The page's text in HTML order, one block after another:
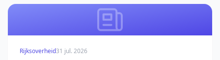
Rijksoverheid31 jul. 2026